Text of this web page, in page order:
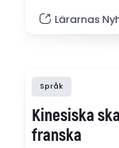
erbjuda
Lärarnas
Språk
Kinesiska
franska